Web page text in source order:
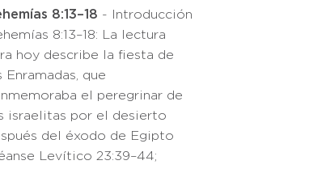
8:13–18 - Introducción
8:13–18: La lectura
hoy describe la fiesta de
Enramadas, que
el peregrinar de
israelitas por el desierto
del éxodo de Egipto
Levítico 23:39–44;